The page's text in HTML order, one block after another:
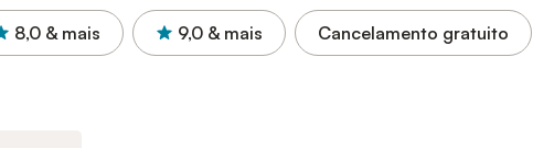
8,0 & mais 9,0 & mais Cancelamento gratuito